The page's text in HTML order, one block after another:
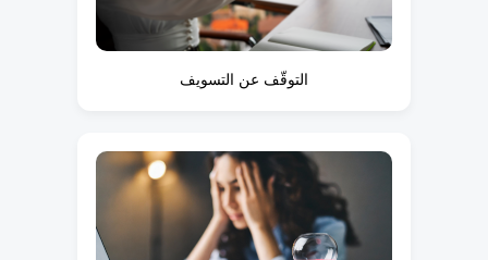
التوقّف عن التسويف